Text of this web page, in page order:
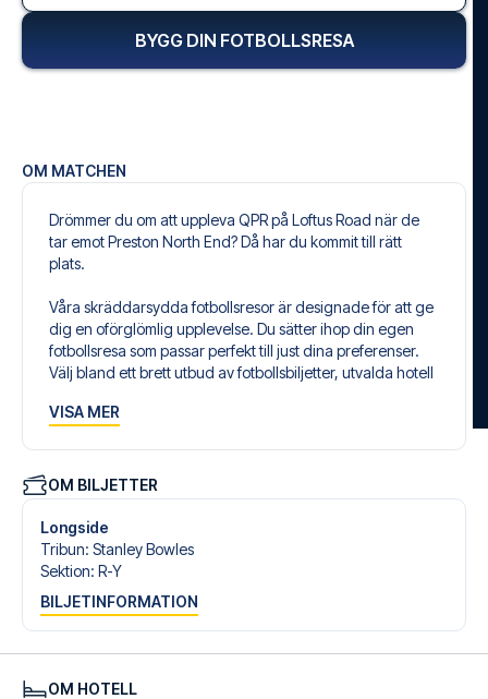
OM MATCHEN
Drömmer du om att uppleva QPR på Loftus Road när de
tar emot Preston North End? Då har du kommit till rätt
plats.
Våra skräddarsydda fotbollsresor är designade för att ge
dig en oförglömlig upplevelse. Du sätter ihop din egen
fotbollsresa som passar perfekt till just dina preferenser.
Välj bland ett brett utbud av fotbollsbiljetter, utvalda hotell
som passar dig bäst.
Din säkerhet och upplevelse är vår högsta prioritet. Vi
säkerställer en problemfri bokningsprocess i samband
med din fotbollspaket och står redo med personlig
service både före och under resan. Vi är tillgängliga på
+46 22 03 00 14 eller
Är du redo att uppleva QPR på Loftus Road mot Preston
North End? Kontakta oss idag, och låt oss hjälpa dig att
VISA MER
OM BILJETTER
Longside
Tribun: Stanley Bowles
Sektion: R-Y
BILJETINFORMATION
OM HOTELL
BYGG DIN FOTBOLLSRESA